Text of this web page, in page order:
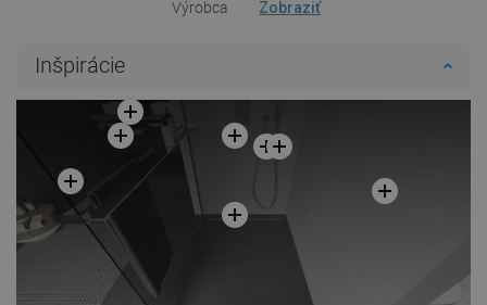
Výrobca Zobraziť
Inšpirácie